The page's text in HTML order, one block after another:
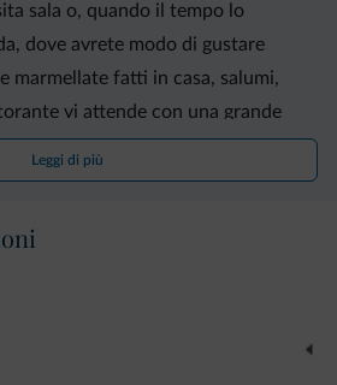
sala o, quando il tempo lo
dove avrete modo di gustare
marmellate fatti in casa, salumi,
vi attende con una grande
piatti della cucina regionale e
o sulla piazza principale, le
una TV satellitare a schermo piatto
o pareti parzialmente rivestite
Leggi di più